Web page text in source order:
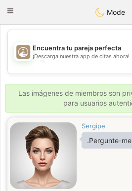
B ahebik
Toggle
Mode
💖
💕
Encuentra tu pareja perfecta
¡Descarga nuestra app de citas ahora!
Las imágenes de miembros son
para usuarios
Sergipe
.Pergunte-